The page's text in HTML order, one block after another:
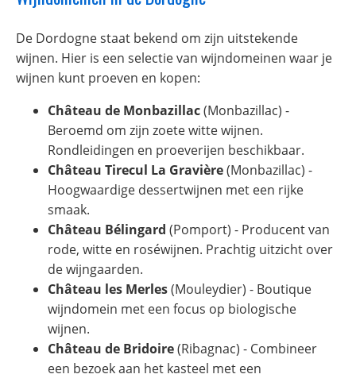
De Dordogne staat bekend om zijn uitstekende
wijnen. Hier is een selectie van wijndomeinen waar je
wijnen kunt proeven en kopen:
Château de Monbazillac(Monbazillac) -
Beroemd om zijn zoete witte wijnen.
Rondleidingen en proeverijen beschikbaar.
Château Tirecul La Gravière(Monbazillac) -
Hoogwaardige dessertwijnen met een rijke
smaak.
Château Bélingard (Pomport) - Producent van
rode, witte en roséwijnen. Prachtig uitzicht over
de wijngaarden.
Château les Merles(Mouleydier) - Boutique
wijndomein met een focus op biologische
wijnen.
Château de Bridoire(Ribagnac) - Combineer
een bezoek aan het kasteel met een